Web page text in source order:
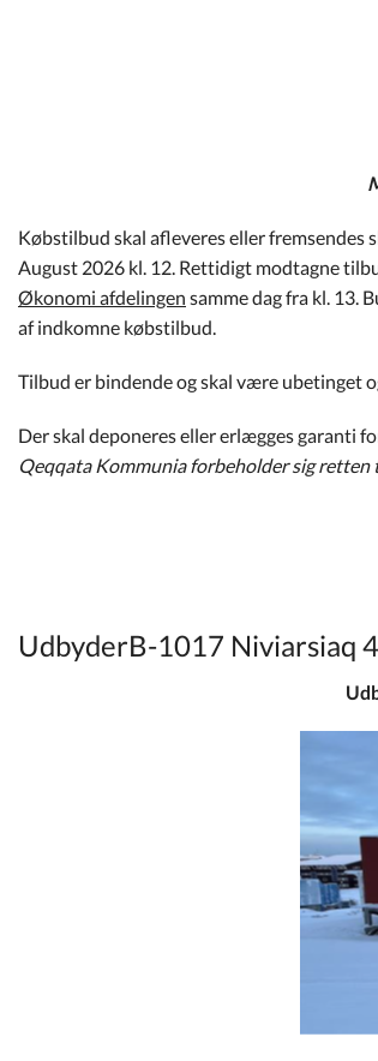
Købstilbud skal afleveres eller
August 2026 kl. 12. Rettidigt modtagne
Økonomi afdelingen samme dag fra kl. 13.
af indkomne købstilbud.
Tilbud er bindende og skal være ubetinget
Der skal deponeres eller erlægges garanti
Qeqqata Kommunia forbeholder sig retten
UdbyderB-1017 Niviarsiaq